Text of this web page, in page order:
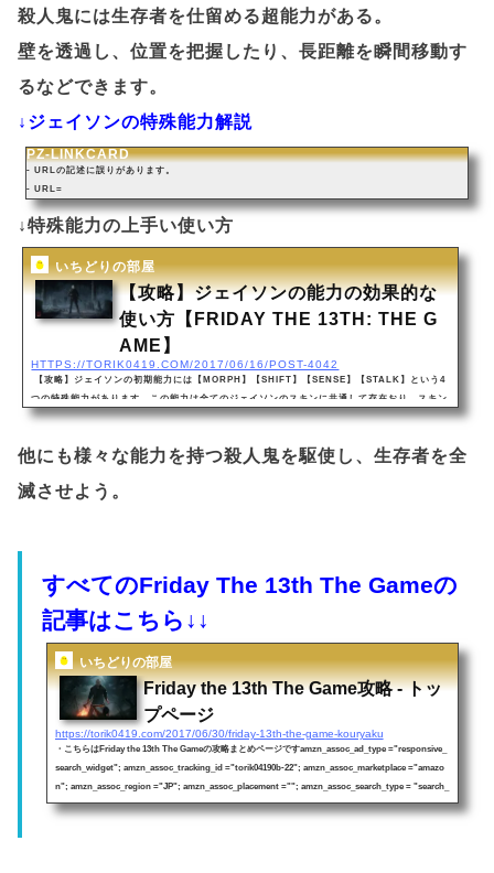
殺人鬼には生存者を仕留める超能力がある。
壁を透過し、位置を把握したり、長距離を瞬間移動す
るなどできます。
↓ジェイソンの特殊能力解説
PZ-LINKCARD
- URLの記述に誤りがあります。
- URL=
↓特殊能力の上手い使い方
いちどりの部屋
【攻略】ジェイソンの能力の効果的な
使い方【FRIDAY THE 13TH: THE G
AME】
HTTPS://TORIK0419.COM/2017/06/16/POST-4042
【攻略】ジェイソンの初期能力には【MORPH】【SHIFT】【SENSE】【STALK】という4
つの特殊能力があります。この能力は全てのジェイソンのスキンに共通して存在おり、スキン
ごとに効果範囲や持続時間等が異なります。しかし、どのスキンでも全ての特殊能力を上手く
の特殊能力を理解して上手く逃げの立ち回りを出来るようにしましょう！【MORPH】【SHI
解除す...
他にも様々な能力を持つ殺人鬼を駆使し、生存者を全
滅させよう。
すべてのFriday The 13th The Gameの
記事はこちら↓↓
いちどりの部屋
Friday the 13th The Game攻略 - トッ
プページ
https://torik0419.com/2017/06/30/friday-13th-the-game-kouryaku
・こちらはFriday the 13th The Gameの攻略まとめページですamzn_assoc_ad_type ="responsive_
search_widget"; amzn_assoc_tracking_id ="torik04190b-22"; amzn_assoc_marketplace ="amazo
n"; amzn_assoc_region ="JP"; amzn_assoc_placement =""; amzn_assoc_search_type = "search_
widget";amzn_assoc_width ="auto"; amzn_assoc_height ="auto"; amzn_assoc_default_search_